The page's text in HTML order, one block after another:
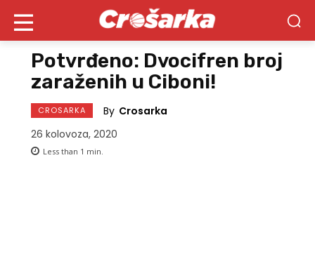
Potvrđeno: Dvocifren broj
zaraženih u Ciboni!
CROSARKA By Crosarka
26 kolovoza, 2020
Less than 1 min.